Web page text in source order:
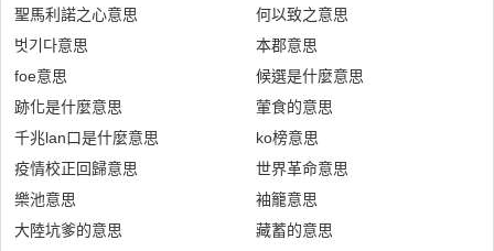
聖馬利諾之心意思
벗기다意思
foe意思
跡化是什麼意思
千兆lan口是什麼意思
疫情校正回歸意思
樂池意思
大陸坑爹的意思
何以致之意思
本郡意思
候選是什麼意思
葷食的意思
ko榜意思
世界革命意思
袖籠意思
藏蓄的意思